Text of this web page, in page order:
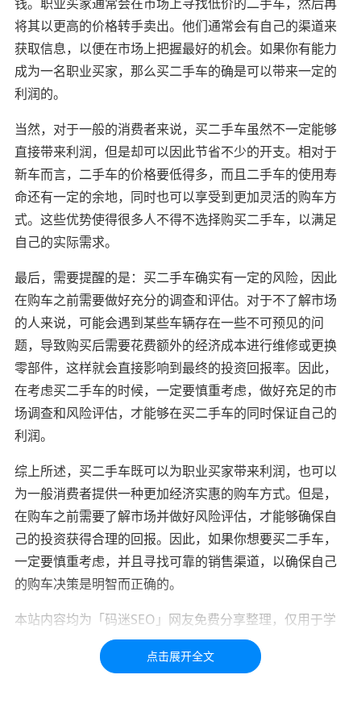
将其以更高的价格转手卖出。他们通常会有自己的渠道来
获取信息，以便在市场上把握最好的机会。如果你有能力
成为一名职业买家，那么买二手车的确是可以带来一定的
利润的。
当然，对于一般的消费者来说，买二手车虽然不一定能够
直接带来利润，但是却可以因此节省不少的开支。相对于
新车而言，二手车的价格要低得多，而且二手车的使用寿
命还有一定的余地，同时也可以享受到更加灵活的购车方
式。这些优势使得很多人不得不选择购买二手车，以满足
自己的实际需求。
最后，需要提醒的是：买二手车确实有一定的风险，因此
在购车之前需要做好充分的调查和评估。对于不了解市场
的人来说，可能会遇到某些车辆存在一些不可预见的问
题，导致购买后需要花费额外的经济成本进行维修或更换
零部件，这样就会直接影响到最终的投资回报率。因此，
在考虑买二手车的时候，一定要慎重考虑，做好充足的市
场调查和风险评估，才能够在买二手车的同时保证自己的
利润。
综上所述，买二手车既可以为职业买家带来利润，也可以
为一般消费者提供一种更加经济实惠的购车方式。但是，
在购车之前需要了解市场并做好风险评估，才能够确保自
己的投资获得合理的回报。因此，如果你想要买二手车，
一定要慎重考虑，并且寻找可靠的销售渠道，以确保自己
的购车决策是明智而正确的。
本站内容均为「码迷SEO」网友免费分享整理，仅用于学
习交流，如有疑问，请联系我们48小时处理！！！！